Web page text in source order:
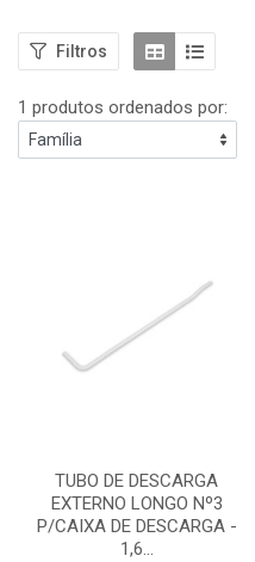
Filtros
1 produtos ordenados por:
TUBO DE DESCARGA
EXTERNO LONGO Nº3
P/CAIXA DE DESCARGA -
1,6...